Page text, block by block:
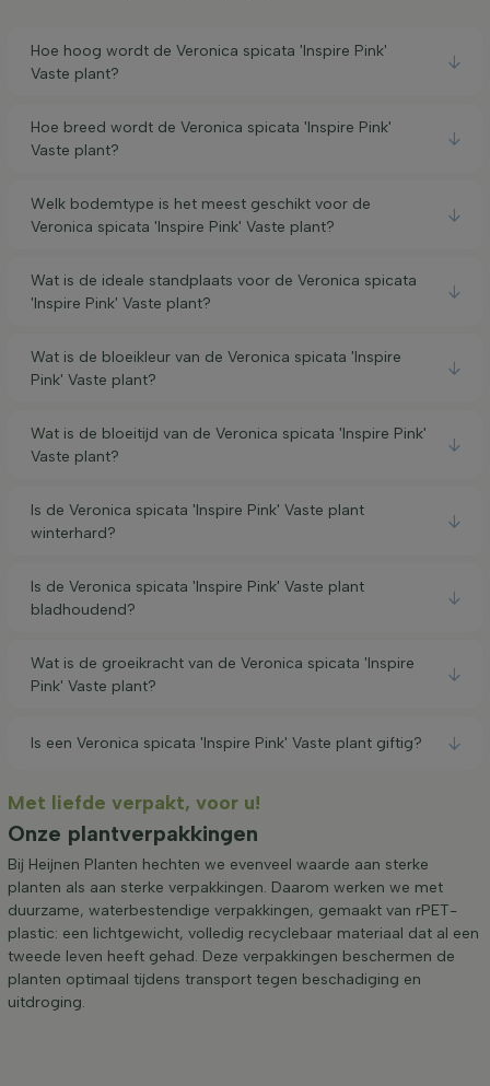
Hoe hoog wordt de Veronica spicata 'Inspire Pink'
Vaste plant?
Hoe breed wordt de Veronica spicata 'Inspire Pink'
Vaste plant?
Welk bodemtype is het meest geschikt voor de
Veronica spicata 'Inspire Pink' Vaste plant?
Wat is de ideale standplaats voor de Veronica spicata
'Inspire Pink' Vaste plant?
Wat is de bloeikleur van de Veronica spicata 'Inspire
Pink' Vaste plant?
Wat is de bloeitijd van de Veronica spicata 'Inspire Pink'
Vaste plant?
Is de Veronica spicata 'Inspire Pink' Vaste plant
winterhard?
Is de Veronica spicata 'Inspire Pink' Vaste plant
bladhoudend?
Wat is de groeikracht van de Veronica spicata 'Inspire
Pink' Vaste plant?
Is een Veronica spicata 'Inspire Pink' Vaste plant giftig?
Met liefde verpakt, voor u!
Onze plantverpakkingen
Bij Heijnen Planten hechten we evenveel waarde aan sterke
planten als aan sterke verpakkingen. Daarom werken we met
duurzame, waterbestendige verpakkingen, gemaakt van rPET-
plastic: een lichtgewicht, volledig recyclebaar materiaal dat al een
tweede leven heeft gehad. Deze verpakkingen beschermen de
planten optimaal tijdens transport tegen beschadiging en
uitdroging.